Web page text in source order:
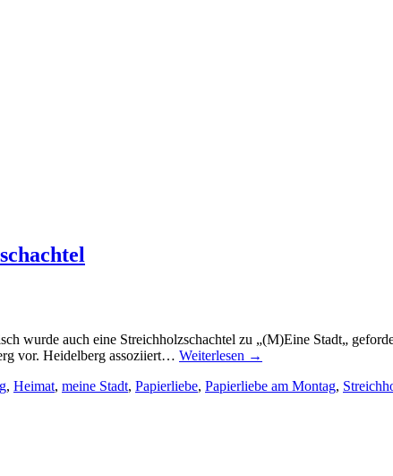
wurde auch eine Streichholzschachtel zu „(M)Eine Stadt„
vor. Heidelberg assoziiert… Weiterlesen →
, Heimat, meine Stadt, Papierliebe, Papierliebe am Montag,